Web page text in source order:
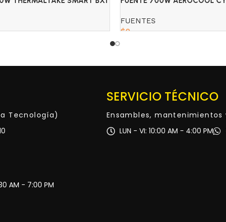
FUENTES
$0
Tecnología)
AM - 7:00 PM
SERVICIO TÉCNICO
Ensambles, mantenimientos
LUN - VI: 10:00 AM - 4:00 PM